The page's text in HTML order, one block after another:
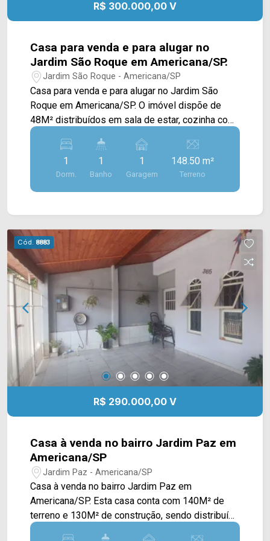
R$ 300.000,00 V
Casa para venda e para alugar no
Jardim São Roque em Americana/SP.
Jardim São Roque - Americana/SP
Casa para venda e para alugar no Jardim São
Roque em Americana/SP. O imóvel dispõe de
48M² distribuídos em sala de estar, cozinha com
gabinete, 01 dormitório, área de serviço, banheiro
e amplo quintal. > 01 dormitório; > 01 banheiro; >
01 vaga de garagem. O imóvel esta localizado no
bairro São Roque, próximo a supermercados,
escolas, padaria e outros comercios. Entre em
4546 ARBIX IMÓVEIS - Presente em cada
mudança.!!
1
Dorm.
1
Banho
1
Garagem
148.50 m²
Terreno
Cód. 8883
R$ 290.000,00 V
Casa à venda no bairro Jardim Paz em
Americana/SP
Jardim Paz - Americana/SP
Casa à venda no bairro Jardim Paz em
Americana/SP. Esta casa conta com 140M² de
terreno e 130M² de construção, sendo distribuída
em ampla sala de estar, sala de jantar integrada